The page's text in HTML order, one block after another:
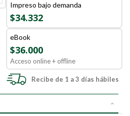
Impreso bajo demanda
$34.332
eBook
$36.000
Acceso online + offline
Recibe de 1 a 3 días hábiles